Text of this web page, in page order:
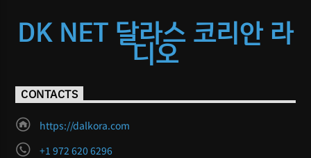
DK NET 달라스 코리안 라
디오
CONTACTS
https://dalkora.com
+1 972 620 6296